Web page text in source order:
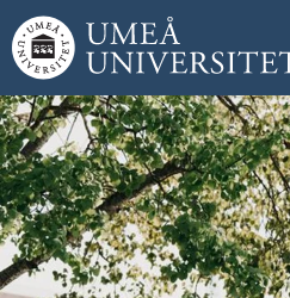
Hoppa direkt till innehållet
Huvudmenyn dold.